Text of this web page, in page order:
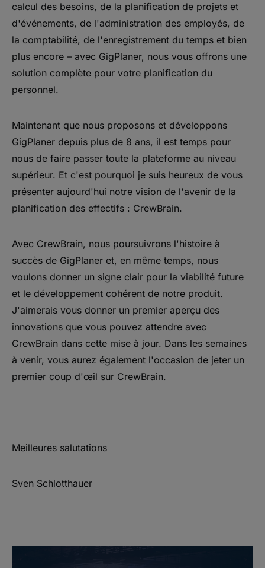
calcul des besoins, de la planification de projets et
d'événements, de l'administration des employés, de
la comptabilité, de l'enregistrement du temps et bien
plus encore – avec GigPlaner, nous vous offrons une
solution complète pour votre planification du
personnel.
Maintenant que nous proposons et développons
GigPlaner depuis plus de 8 ans, il est temps pour
nous de faire passer toute la plateforme au niveau
supérieur. Et c'est pourquoi je suis heureux de vous
présenter aujourd'hui notre vision de l'avenir de la
planification des effectifs : CrewBrain.
Avec CrewBrain, nous poursuivrons l'histoire à
succès de GigPlaner et, en même temps, nous
voulons donner un signe clair pour la viabilité future
et le développement cohérent de notre produit.
J'aimerais vous donner un premier aperçu des
innovations que vous pouvez attendre avec
CrewBrain dans cette mise à jour. Dans les semaines
à venir, vous aurez également l'occasion de jeter un
premier coup d'œil sur CrewBrain.
Meilleures salutations
Sven Schlotthauer